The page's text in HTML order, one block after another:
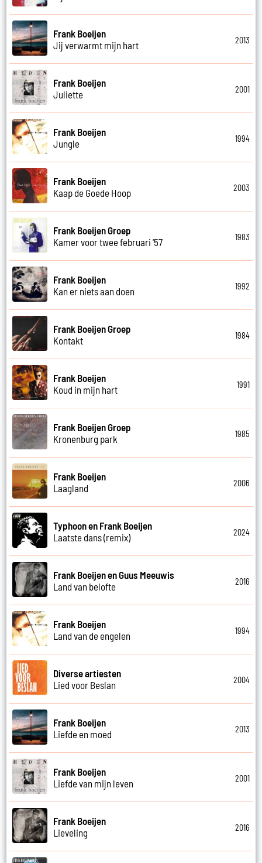
Frank Boeijen
Jij verwarmt mijn hart
2013
Frank Boeijen
Juliette
2001
Frank Boeijen
Jungle
1994
Frank Boeijen
Kaap de Goede Hoop
2003
Frank Boeijen Groep
Kamer voor twee februari '57
1983
Frank Boeijen
Kan er niets aan doen
1992
Frank Boeijen Groep
Kontakt
1984
Frank Boeijen
Koud in mijn hart
1991
Frank Boeijen Groep
Kronenburg park
1985
Frank Boeijen
Laagland
2006
Typhoon en Frank Boeijen
Laatste dans (remix)
2024
Frank Boeijen en Guus Meeuwis
Land van belofte
2016
Frank Boeijen
Land van de engelen
1994
Diverse artiesten
Lied voor Beslan
2004
Frank Boeijen
Liefde en moed
2013
Frank Boeijen
Liefde van mijn leven
2001
Frank Boeijen
Lieveling
2016